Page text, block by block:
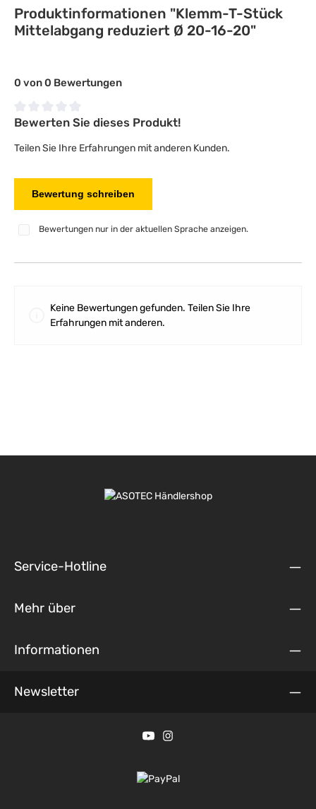
Produktinformationen "Klemm-T-Stück
Mittelabgang reduziert Ø 20-16-20"
0 von 0 Bewertungen
Durchschnittliche Bewertung von 0 von 5 Sternen
Bewerten Sie dieses Produkt!
Teilen Sie Ihre Erfahrungen mit anderen Kunden.
Bewertung schreiben
Bewertungen nur in der aktuellen Sprache anzeigen.
Keine Bewertungen gefunden. Teilen Sie Ihre
Erfahrungen mit anderen.
Service-Hotline
Mehr über
Informationen
Newsletter